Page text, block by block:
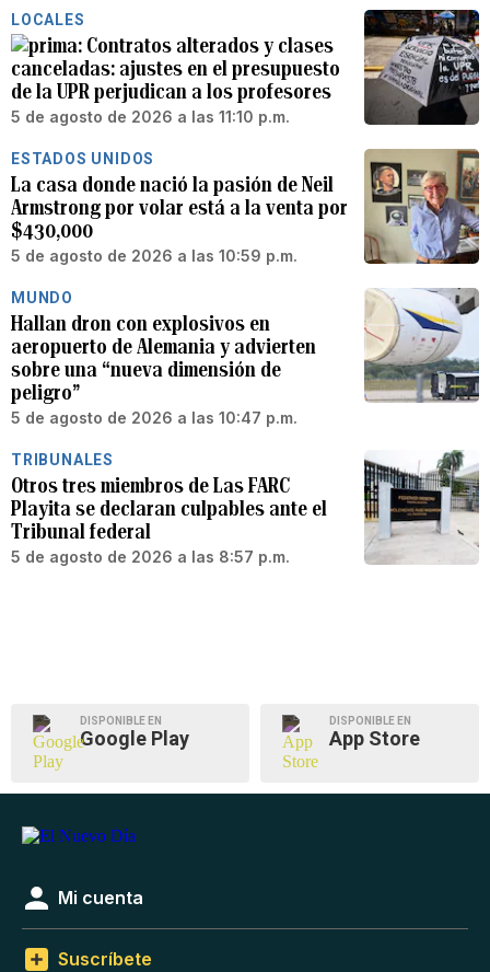
LOCALES
Contratos alterados y clases
canceladas: ajustes en el presupuesto
de la UPR perjudican a los profesores
5 de agosto de 2026 a las 11:10 p.m.
ESTADOS UNIDOS
La casa donde nació la pasión de Neil
Armstrong por volar está a la venta por
$430,000
5 de agosto de 2026 a las 10:59 p.m.
MUNDO
Hallan dron con explosivos en
aeropuerto de Alemania y advierten
sobre una “nueva dimensión de
peligro”
5 de agosto de 2026 a las 10:47 p.m.
TRIBUNALES
Otros tres miembros de Las FARC
Playita se declaran culpables ante el
Tribunal federal
5 de agosto de 2026 a las 8:57 p.m.
DISPONIBLE EN
Google Play
DISPONIBLE EN
App Store
Mi cuenta
Suscríbete